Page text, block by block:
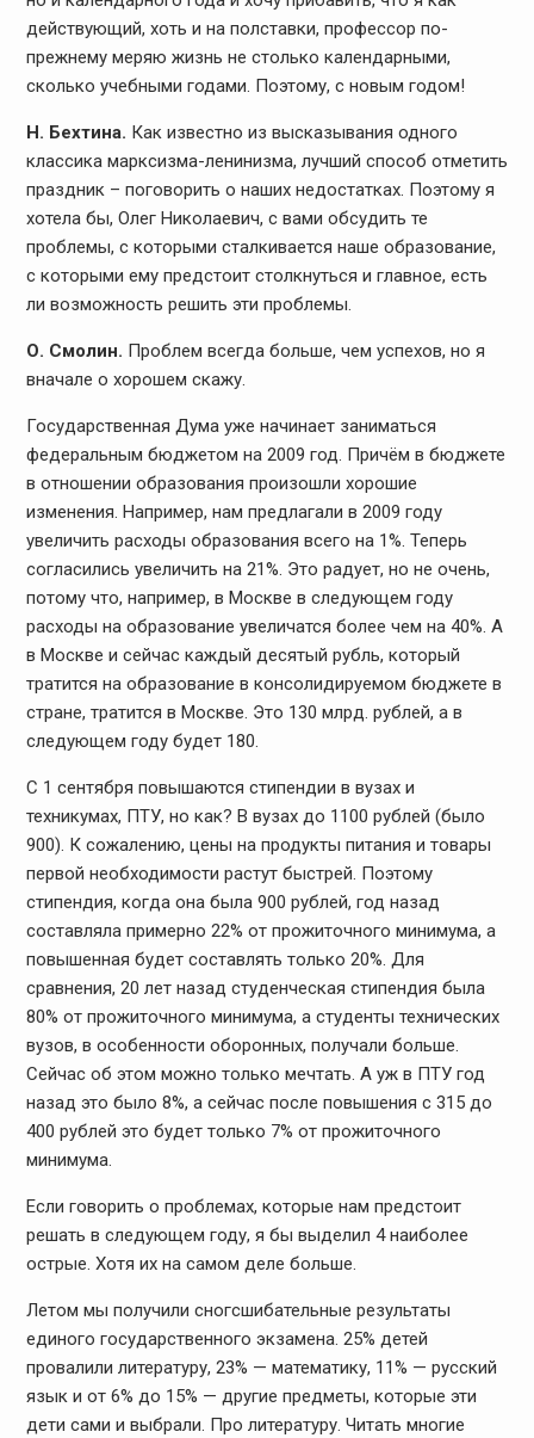
действующий, хоть и на полставки, профессор по-
прежнему меряю жизнь не столько календарными,
сколько учебными годами. Поэтому, с новым годом!
Н. Бехтина. Как известно из высказывания одного
классика марксизма-ленинизма, лучший способ отметить
праздник – поговорить о наших недостатках. Поэтому я
хотела бы, Олег Николаевич, с вами обсудить те
проблемы, с которыми сталкивается наше образование,
с которыми ему предстоит столкнуться и главное, есть
ли возможность решить эти проблемы.
О. Смолин. Проблем всегда больше, чем успехов, но я
вначале о хорошем скажу.
Государственная Дума уже начинает заниматься
федеральным бюджетом на 2009 год. Причём в бюджете
в отношении образования произошли хорошие
изменения. Например, нам предлагали в 2009 году
увеличить расходы образования всего на 1%. Теперь
согласились увеличить на 21%. Это радует, но не очень,
потому что, например, в Москве в следующем году
расходы на образование увеличатся более чем на 40%. А
в Москве и сейчас каждый десятый рубль, который
тратится на образование в консолидируемом бюджете в
стране, тратится в Москве. Это 130 млрд. рублей, а в
следующем году будет 180.
С 1 сентября повышаются стипендии в вузах и
техникумах, ПТУ, но как? В вузах до 1100 рублей (было
900). К сожалению, цены на продукты питания и товары
первой необходимости растут быстрей. Поэтому
стипендия, когда она была 900 рублей, год назад
составляла примерно 22% от прожиточного минимума, а
повышенная будет составлять только 20%. Для
сравнения, 20 лет назад студенческая стипендия была
80% от прожиточного минимума, а студенты технических
вузов, в особенности оборонных, получали больше.
Сейчас об этом можно только мечтать. А уж в ПТУ год
назад это было 8%, а сейчас после повышения с 315 до
400 рублей это будет только 7% от прожиточного
минимума.
Если говорить о проблемах, которые нам предстоит
решать в следующем году, я бы выделил 4 наиболее
острые. Хотя их на самом деле больше.
Летом мы получили сногсшибательные результаты
единого государственного экзамена. 25% детей
провалили литературу, 23% — математику, 11% — русский
язык и от 6% до 15% — другие предметы, которые эти
дети сами и выбрали. Про литературу. Читать многие